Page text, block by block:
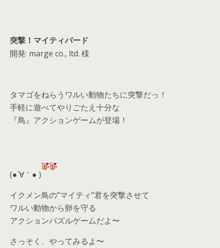
突撃！マイティバード
開発: marge co., ltd. 様
タマゴをねらうワルい動物たちに突撃だっ！
手軽に遊べてやりごたえ十分な
『鳥』アクションゲームが登場！
(●´∀｀● )
イクメン鳥の”マイティ”君を突撃させて
ワルい動物から卵を守る
アクションパズルゲームだよ〜
さっそく、やってみるよ〜